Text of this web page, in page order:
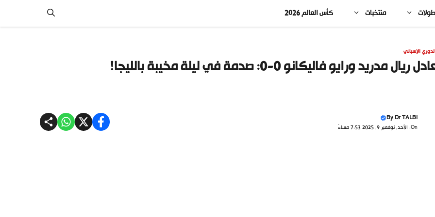
منتخبات كأس العالم 2026
الإسباني
ريال مدريد ورايو فاليكانو 0-0: صدمة في ليلة مخيبة بالليجا!
ByDr TALBI
On: الأحد, نوفمبر 9, 2025 7:53 مساءً